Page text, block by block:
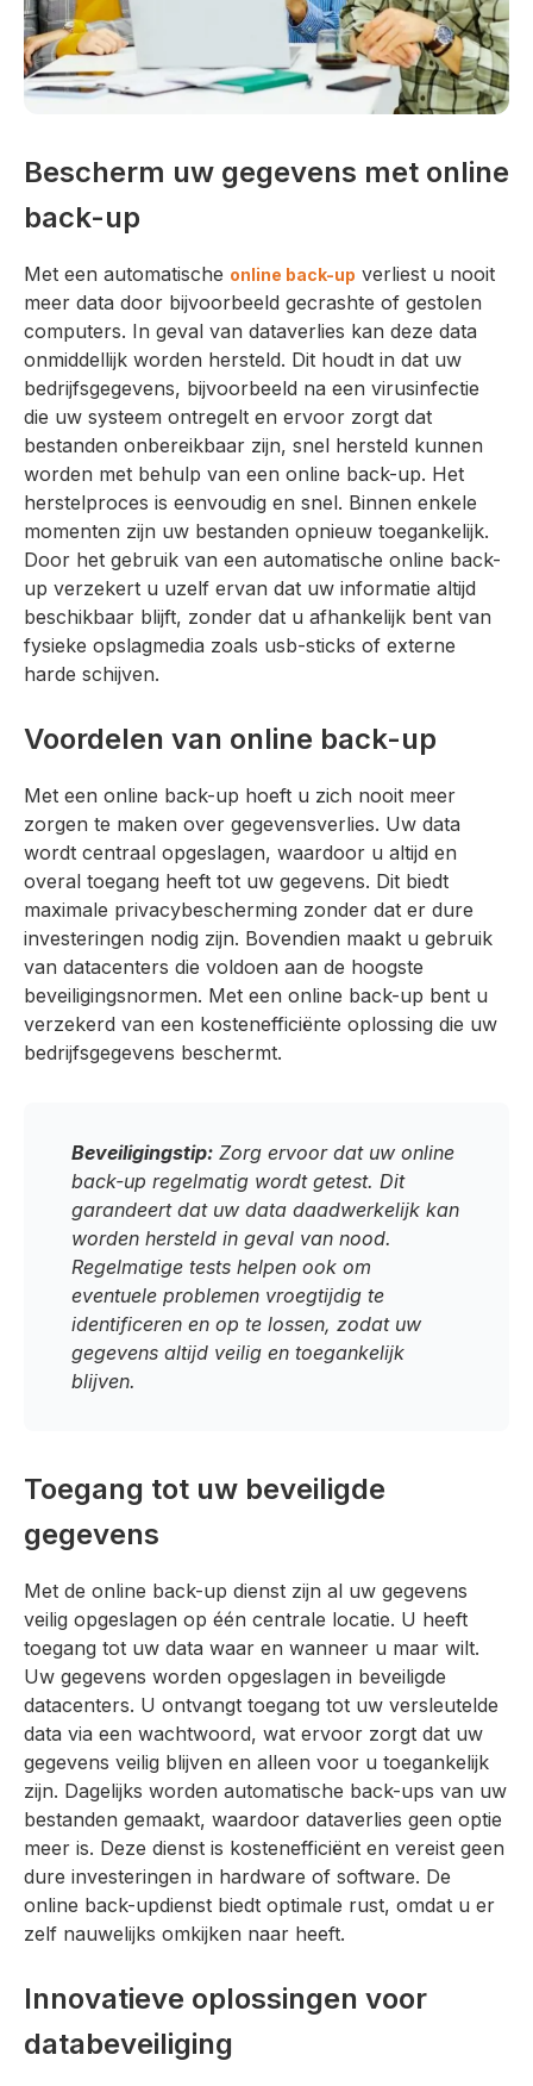
Bescherm uw gegevens met online
back-up
Met een automatische online back-up verliest u nooit
meer data door bijvoorbeeld gecrashte of gestolen
computers. In geval van dataverlies kan deze data
onmiddellijk worden hersteld. Dit houdt in dat uw
bedrijfsgegevens, bijvoorbeeld na een virusinfectie
die uw systeem ontregelt en ervoor zorgt dat
bestanden onbereikbaar zijn, snel hersteld kunnen
worden met behulp van een online back-up. Het
herstelproces is eenvoudig en snel. Binnen enkele
momenten zijn uw bestanden opnieuw toegankelijk.
Door het gebruik van een automatische online back-
up verzekert u uzelf ervan dat uw informatie altijd
beschikbaar blijft, zonder dat u afhankelijk bent van
fysieke opslagmedia zoals usb-sticks of externe
harde schijven.
Voordelen van online back-up
Met een online back-up hoeft u zich nooit meer
zorgen te maken over gegevensverlies. Uw data
wordt centraal opgeslagen, waardoor u altijd en
overal toegang heeft tot uw gegevens. Dit biedt
maximale privacybescherming zonder dat er dure
investeringen nodig zijn. Bovendien maakt u gebruik
van datacenters die voldoen aan de hoogste
beveiligingsnormen. Met een online back-up bent u
verzekerd van een kostenefficiënte oplossing die uw
bedrijfsgegevens beschermt.
Beveiligingstip: Zorg ervoor dat uw online
back-up regelmatig wordt getest. Dit
garandeert dat uw data daadwerkelijk kan
worden hersteld in geval van nood.
Regelmatige tests helpen ook om
eventuele problemen vroegtijdig te
identificeren en op te lossen, zodat uw
gegevens altijd veilig en toegankelijk
blijven.
Toegang tot uw beveiligde
gegevens
Met de online back-up dienst zijn al uw gegevens
veilig opgeslagen op één centrale locatie. U heeft
toegang tot uw data waar en wanneer u maar wilt.
Uw gegevens worden opgeslagen in beveiligde
datacenters. U ontvangt toegang tot uw versleutelde
data via een wachtwoord, wat ervoor zorgt dat uw
gegevens veilig blijven en alleen voor u toegankelijk
zijn. Dagelijks worden automatische back-ups van uw
bestanden gemaakt, waardoor dataverlies geen optie
meer is. Deze dienst is kostenefficiënt en vereist geen
dure investeringen in hardware of software. De
online back-updienst biedt optimale rust, omdat u er
zelf nauwelijks omkijken naar heeft.
Innovatieve oplossingen voor
databeveiliging